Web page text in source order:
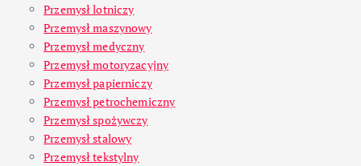
Przemysł lotniczy
Przemysł maszynowy
Przemysł medyczny
Przemysł motoryzacyjny
Przemysł papierniczy
Przemysł petrochemiczny
Przemysł spożywczy
Przemysł stalowy
Przemysł tekstylny